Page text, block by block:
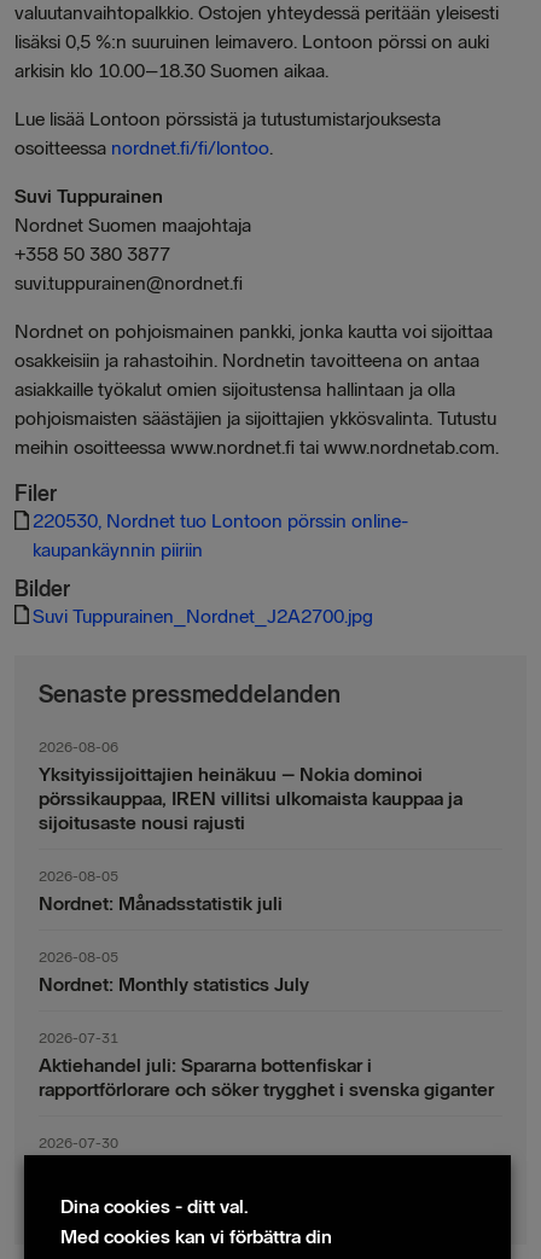
valuutanvaihtopalkkio. Ostojen yhteydessä peritään yleisesti
lisäksi 0,5 %:n suuruinen leimavero. Lontoon pörssi on auki
arkisin klo 10.00–18.30 Suomen aikaa.
Lue lisää Lontoon pörssistä ja tutustumistarjouksesta
osoitteessa nordnet.fi/fi/lontoo.
Suvi Tuppurainen
Nordnet Suomen maajohtaja
+358 50 380 3877
suvi.tuppurainen@nordnet.fi
Nordnet on pohjoismainen pankki, jonka kautta voi sijoittaa
osakkeisiin ja rahastoihin. Nordnetin tavoitteena on antaa
asiakkaille työkalut omien sijoitustensa hallintaan ja olla
pohjoismaisten säästäjien ja sijoittajien ykkösvalinta. Tutustu
meihin osoitteessa www.nordnet.fi tai www.nordnetab.com.
Filer
220530, Nordnet tuo Lontoon pörssin online-
kaupankäynnin piiriin
Bilder
Suvi Tuppurainen_Nordnet_J2A2700.jpg
Senaste pressmeddelanden
2026-08-06
Yksityissijoittajien heinäkuu – Nokia dominoi
pörssikauppaa, IREN villitsi ulkomaista kauppaa ja
sijoitusaste nousi rajusti
2026-08-05
Nordnet: Månadsstatistik juli
2026-08-05
Nordnet: Monthly statistics July
2026-07-31
Aktiehandel juli: Spararna bottenfiskar i
rapportförlorare och söker trygghet i svenska giganter
2026-07-30
indexsparandet ligger fast
Dina cookies - ditt val.
Med cookies kan vi förbättra din